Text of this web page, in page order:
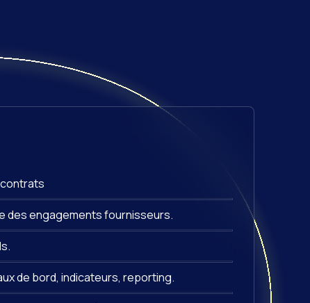
des engagements fournisseurs.
de bord, indicateurs, reporting.